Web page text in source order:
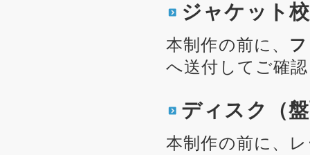
ジャケット
本制作の前に、
へ送付してご確
ディスク（
本制作の前に、